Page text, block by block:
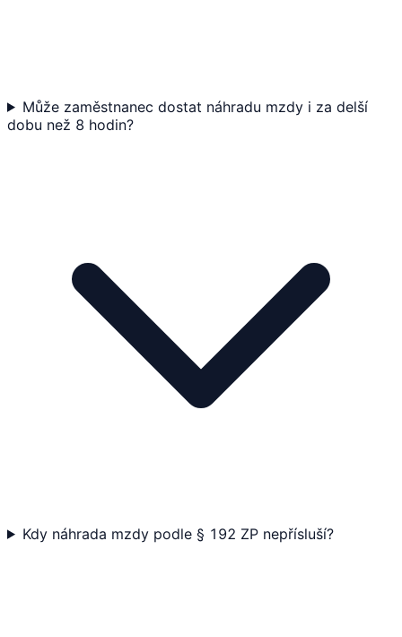
Může zaměstnanec dostat náhradu mzdy i za delší
dobu než 8 hodin?
Kdy náhrada mzdy podle § 192 ZP nepřísluší?